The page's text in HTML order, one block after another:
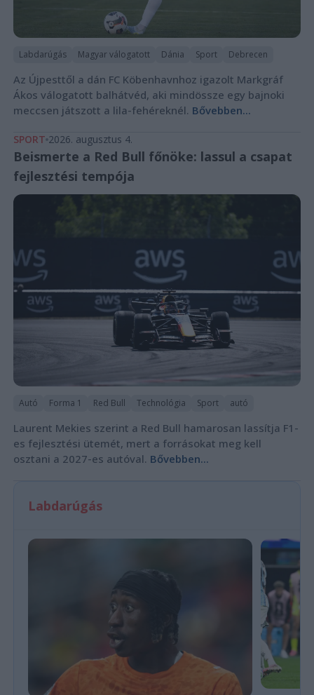
Labdarúgás Magyar válogatott Dánia Sport Debrecen
Az Újpesttől a dán FC Köbenhavnhoz igazolt Markgráf
Ákos válogatott balhátvéd, aki mindössze egy bajnoki
meccsen játszott a lila-fehéreknél. Bővebben...
SPORT 2026. augusztus 4.
Beismerte a Red Bull főnöke: lassul a csapat
fejlesztési tempója
Autó Forma 1 Red Bull Technológia Sport autó
Laurent Mekies szerint a Red Bull hamarosan lassítja F1-
es fejlesztési ütemét, mert a forrásokat meg kell
osztani a 2027-es autóval. Bővebben...
Labdarúgás